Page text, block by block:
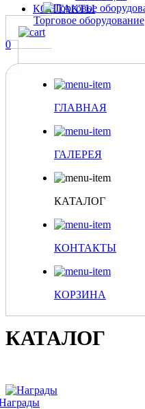
Торговое оборудование
КОНТАКТЫ
0
ГЛАВНАЯ
ГАЛЕРЕЯ
КАТАЛОГ
КОНТАКТЫ
КОРЗИНА
КАТАЛОГ